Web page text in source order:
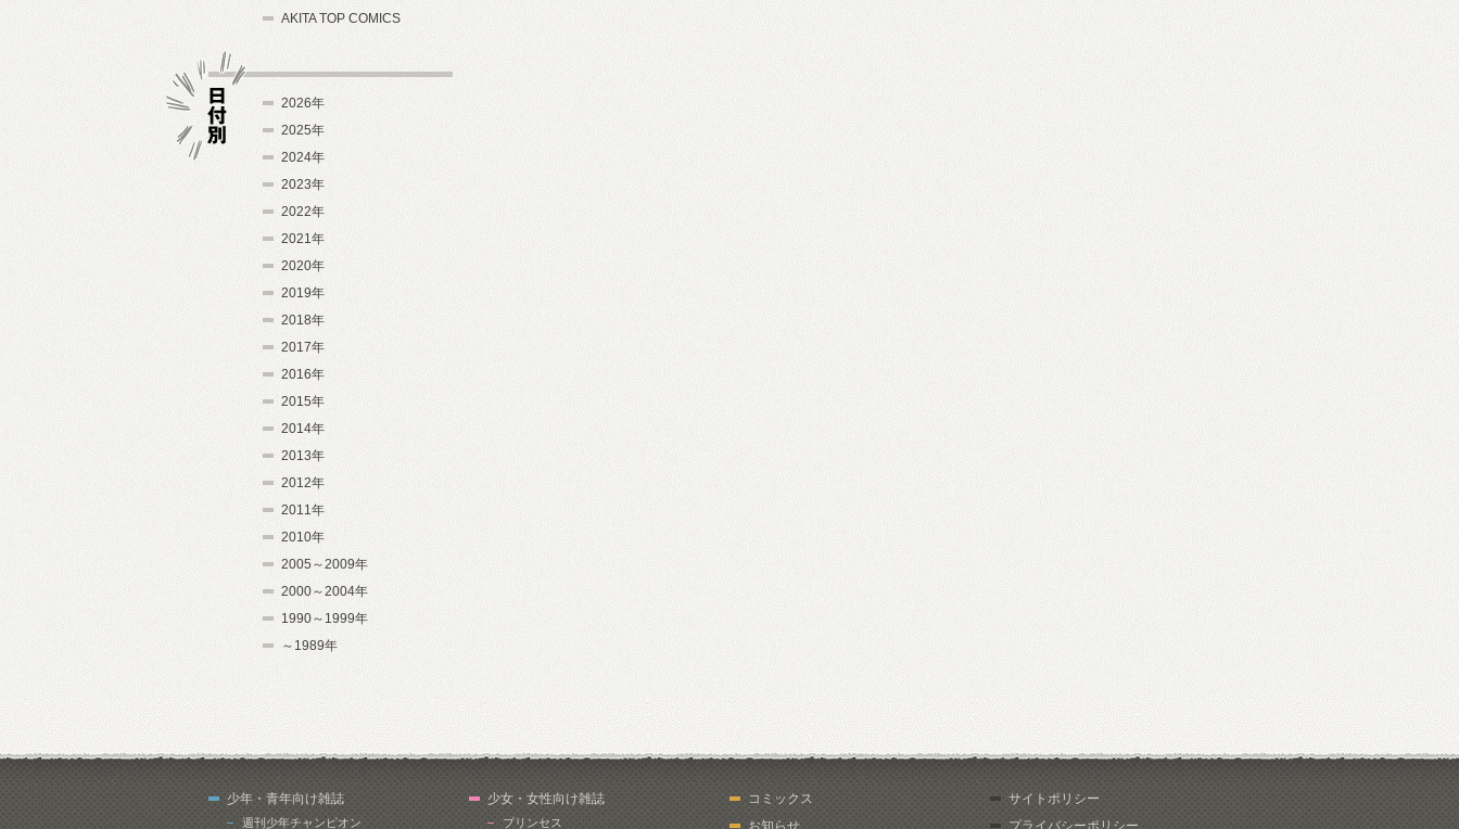
AKITA TOP COMICS
2026年
2025年
2024年
2023年
2022年
2021年
2020年
2019年
2018年
2017年
2016年
2015年
2014年
2013年
2012年
2011年
2010年
2005～2009年
2000～2004年
1990～1999年
～1989年
少年・青年向け雑誌
週刊少年チャンピオン
少女・女性向け雑誌
プリンセス
コミックス
お知らせ
サイトポリシー
プライバシーポリシー